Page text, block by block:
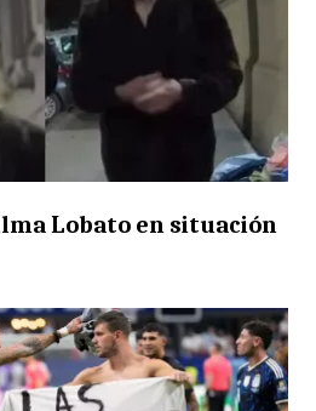
Lobato en situación